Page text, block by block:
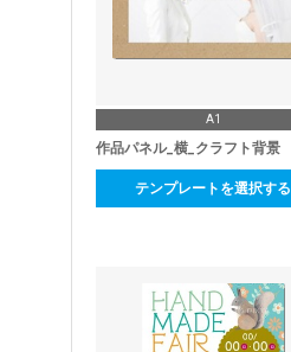
A1
作品パネル_横_クラフト背景
テンプレートを選択する